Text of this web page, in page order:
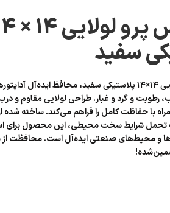
کمباکس پرو
سفید
سفید
، محافظ ایده‌آل
رطوبت و گرد و غبار. طراحیلولایی مقاومو
با حفاظت کامل را فراهم می‌کند. ساخته شده
تحمل شرایط سخت محیطی، این محصول برای
و محیط‌های صنعتی ایده‌آل است. محافظت از